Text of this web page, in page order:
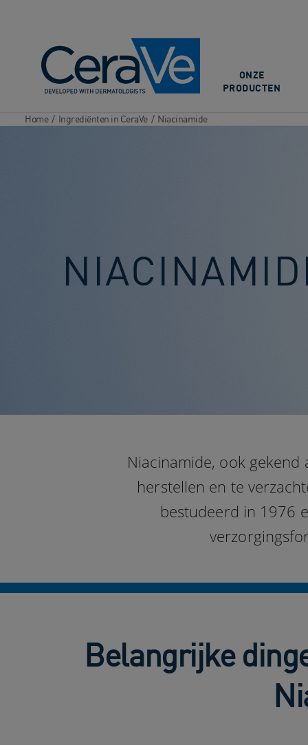
ONZE
PRODUCTEN
Home / Ingrediënten in CeraVe / Niacinamide
Niacinamide, ook
herstellen en te
bestudeerd in 1976
Belangrijke